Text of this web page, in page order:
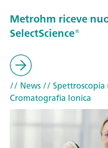
Metrohm riceve
SelectScience®
// News// Spettroscopia
Cromatografia Ionica